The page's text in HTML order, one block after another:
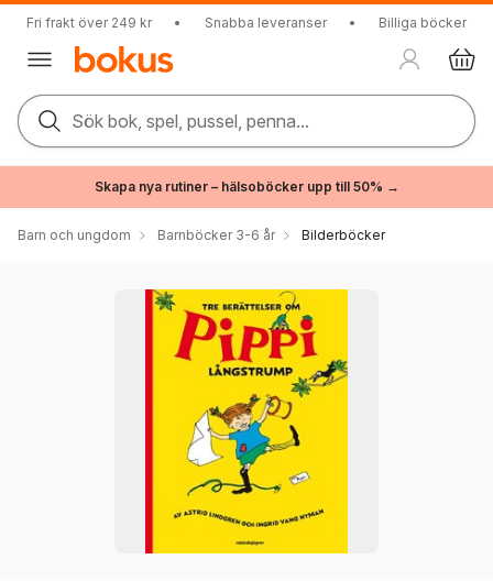
Fri frakt över 249 kr • Snabba leveranser • Billiga böcker
Sök bok, spel, pussel, penna...
Skapa nya rutiner – hälsoböcker upp till 50% →
Barn och ungdom Barnböcker 3-6 år Bilderböcker